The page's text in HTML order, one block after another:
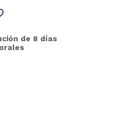
de 8 días